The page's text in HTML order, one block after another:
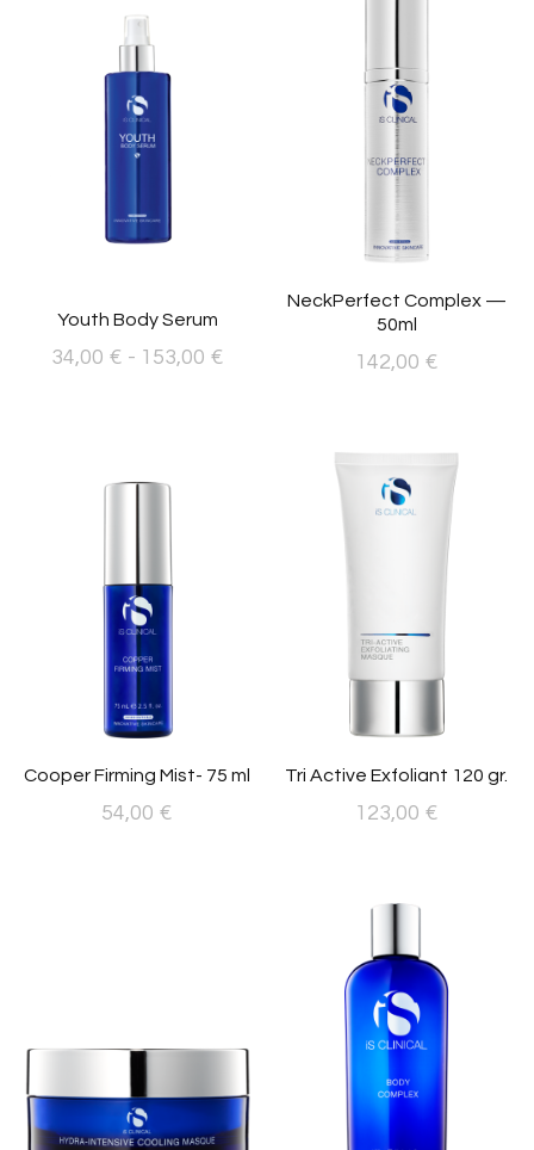
Youth Body Serum
34,00 € - 153,00 €Rango
múltiples
opciones
se
pueden
elegir
en
la
página
de
NeckPerfect Complex —
50ml
142,00 €
Cooper Firming Mist- 75 ml
54,00 €
Tri Active Exfoliant 120 gr.
123,00 €